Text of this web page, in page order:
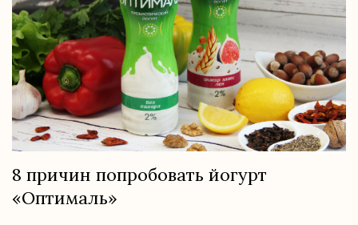
8 причин попробовать йогурт
«Оптималь»